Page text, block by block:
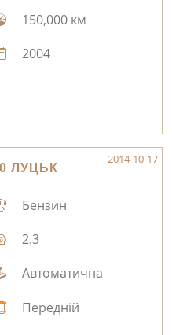
150,000 км
2004
ЛУЦЬК
2014-10-17
Бензин
2.3
Автоматична
Передній